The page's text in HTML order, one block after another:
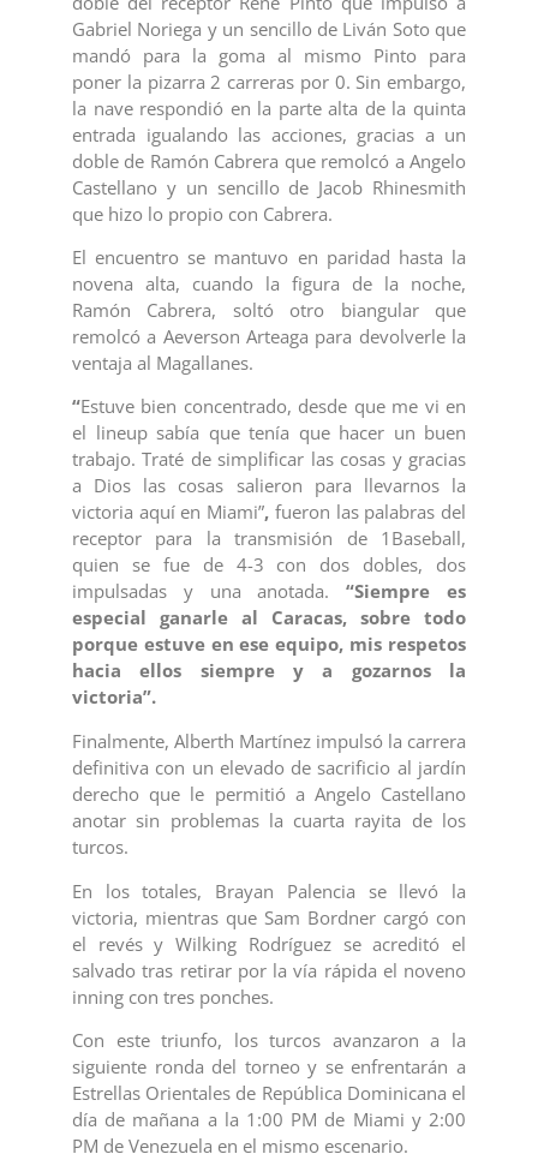
Gabriel Noriega y un sencillo de Liván Soto que
mandó para la goma al mismo Pinto para
poner la pizarra 2 carreras por 0. Sin embargo,
la nave respondió en la parte alta de la quinta
entrada igualando las acciones, gracias a un
doble de Ramón Cabrera que remolcó a Angelo
Castellano y un sencillo de Jacob Rhinesmith
que hizo lo propio con Cabrera.
El encuentro se mantuvo en paridad hasta la
novena alta, cuando la figura de la noche,
Ramón Cabrera, soltó otro biangular que
remolcó a Aeverson Arteaga para devolverle la
ventaja al Magallanes.
“Estuve bien concentrado, desde que me vi en
el lineup sabía que tenía que hacer un buen
trabajo. Traté de simplificar las cosas y gracias
a Dios las cosas salieron para llevarnos la
victoria aquí en Miami”, fueron las palabras del
receptor para la transmisión de 1Baseball,
quien se fue de 4-3 con dos dobles, dos
impulsadas y una anotada. “Siempre es
especial ganarle al Caracas, sobre todo
porque estuve en ese equipo, mis respetos
hacia ellos siempre y a gozarnos la
victoria”.
Finalmente, Alberth Martínez impulsó la carrera
definitiva con un elevado de sacrificio al jardín
derecho que le permitió a Angelo Castellano
anotar sin problemas la cuarta rayita de los
turcos.
En los totales, Brayan Palencia se llevó la
victoria, mientras que Sam Bordner cargó con
el revés y Wilking Rodríguez se acreditó el
salvado tras retirar por la vía rápida el noveno
inning con tres ponches.
Con este triunfo, los turcos avanzaron a la
siguiente ronda del torneo y se enfrentarán a
Estrellas Orientales de República Dominicana el
día de mañana a la 1:00 PM de Miami y 2:00
PM de Venezuela en el mismo escenario.